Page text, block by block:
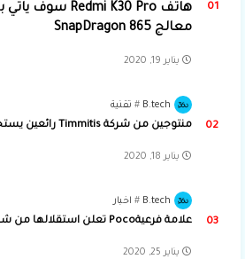
معالج SnapDragon 865
يناير 19, 2020
B.tech تقنية
منتوجين من شركة Timmitis رائعين يستحقان التجربة
يناير 18, 2020
B.tech اخبار
علامة فرعيةPoco تعلن استقلالها من شركة ام Xaiomi
يناير 25, 2020